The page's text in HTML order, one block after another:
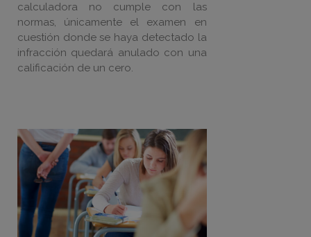
calculadora no cumple con las
normas, únicamente el examen en
cuestión donde se haya detectado la
infracción quedará anulado con una
calificación de un cero.